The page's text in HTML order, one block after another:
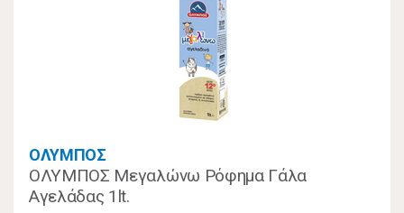
ΟΛΥΜΠΟΣ
ΟΛΥΜΠΟΣ Μεγαλώνω Ρόφημα Γάλα
Αγελάδας 1lt.